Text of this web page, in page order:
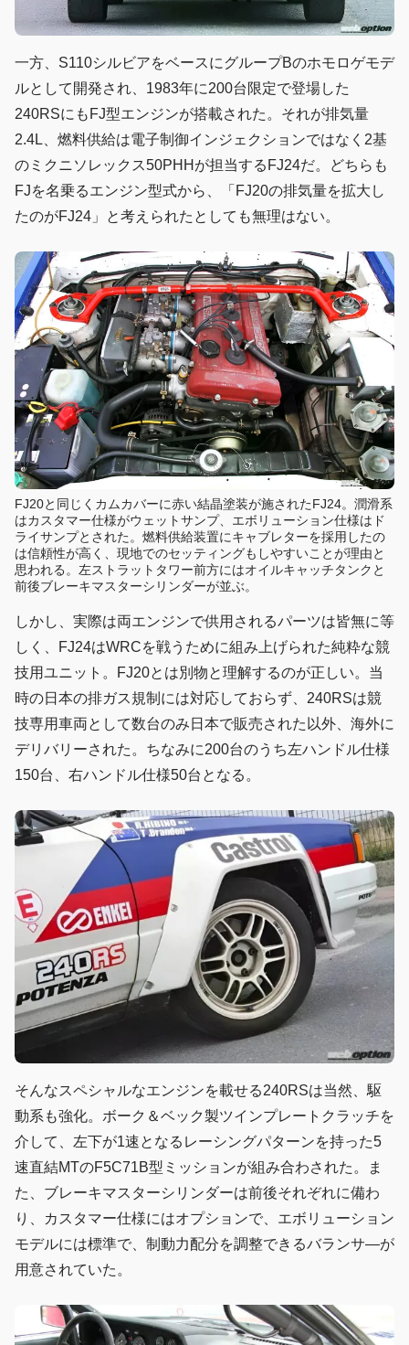
一方、S110シルビアをベースにグループBのホモロゲモデ
ルとして開発され、1983年に200台限定で登場した
240RSにもFJ型エンジンが搭載された。それが排気量
2.4L、燃料供給は電子制御インジェクションではなく2基
のミクニソレックス50PHHが担当するFJ24だ。どちらも
FJを名乗るエンジン型式から、「FJ20の排気量を拡大し
たのがFJ24」と考えられたとしても無理はない。
FJ20と同じくカムカバーに赤い結晶塗装が施されたFJ24。潤滑系
はカスタマー仕様がウェットサンプ、エボリューション仕様はド
ライサンプとされた。燃料供給装置にキャブレターを採用したの
は信頼性が高く、現地でのセッティングもしやすいことが理由と
思われる。左ストラットタワー前方にはオイルキャッチタンクと
前後ブレーキマスターシリンダーが並ぶ。
しかし、実際は両エンジンで供用されるパーツは皆無に等
しく、FJ24はWRCを戦うために組み上げられた純粋な競
技用ユニット。FJ20とは別物と理解するのが正しい。当
時の日本の排ガス規制には対応しておらず、240RSは競
技専用車両として数台のみ日本で販売された以外、海外に
デリバリーされた。ちなみに200台のうち左ハンドル仕様
150台、右ハンドル仕様50台となる。
そんなスペシャルなエンジンを載せる240RSは当然、駆
動系も強化。ボーク＆ベック製ツインプレートクラッチを
介して、左下が1速となるレーシングパターンを持った5
速直結MTのF5C71B型ミッションが組み合わされた。ま
た、ブレーキマスターシリンダーは前後それぞれに備わ
り、カスタマー仕様にはオプションで、エボリューション
モデルには標準で、制動力配分を調整できるバランサ―が
用意されていた。